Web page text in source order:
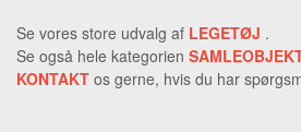
Se vores store udvalg af LEGETØJ .
Se også hele kategorien
KONTAKT os gerne, hvis du har